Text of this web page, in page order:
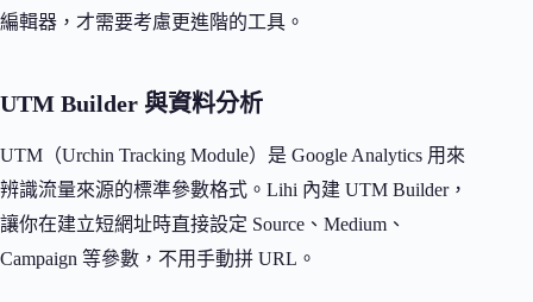
編輯器，才需要考慮更進階的工具。
UTM Builder 與資料分析
UTM（Urchin Tracking Module）是 Google Analytics 用來
辨識流量來源的標準參數格式。Lihi 內建 UTM Builder，
讓你在建立短網址時直接設定 Source、Medium、
Campaign 等參數，不用手動拼 URL。